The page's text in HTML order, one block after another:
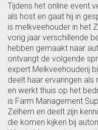
Tijdens het online event
als host en gaat hij in
is melkveehouder in het
vorig jaar verschillende
hebben gemaakt naar
ontvangt de volgende
expert Melkveehouderij
deelt haar ervaringen
en werkt thuis op het
is Farm Management
Zelhem en deelt zijn
die komen kijken bij